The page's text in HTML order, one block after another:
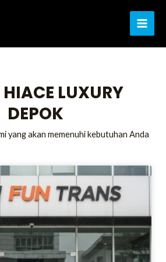
LUXURY
DEPOK
yang akan memenuhi kebutuhan Anda